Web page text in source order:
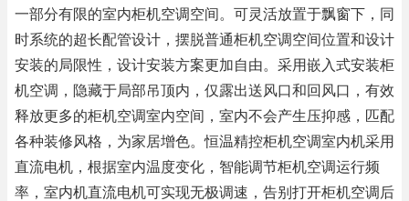
一部分有限的室内柜机空调空间。可灵活放置于飘窗下，同
时系统的超长配管设计，摆脱普通柜机空调空间位置和设计
安装的局限性，设计安装方案更加自由。采用嵌入式安装柜
机空调，隐藏于局部吊顶内，仅露出送风口和回风口，有效
释放更多的柜机空调室内空间，室内不会产生压抑感，匹配
各种装修风格，为家居增色。恒温精控柜机空调室内机采用
直流电机，根据室内温度变化，智能调节柜机空调运行频
率，室内机直流电机可实现无极调速，告别打开柜机空调后